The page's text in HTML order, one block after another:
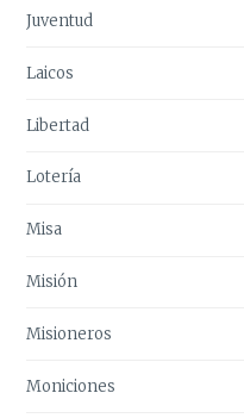
Juventud
Laicos
Libertad
Lotería
Misa
Misión
Misioneros
Moniciones